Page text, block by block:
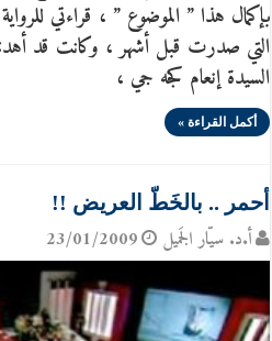
بإكمال هذا ” الموضوع ” ، قراءتي
التي صدرت قبل أشهر ، وكانت قد أهدتها
السيدة إنعام كجه جي ،
أكمل القراءة »
أحمر .. بالخَطّ العريض !!
أ.د. سيّار الجَميل 23/01/2009